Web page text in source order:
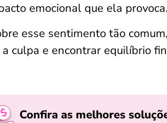
emocional que ela provoca.
esse sentimento tão
culpa e encontrar equilíbrio
Confira as melhores